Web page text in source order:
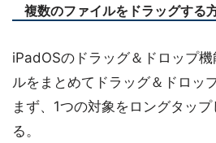
複数のファイルをドラッグする
iPadOSのドラッグ＆ドロップ
ルをまとめてドラッグ＆ドロッ
まず、1つの対象をロングタッ
る。